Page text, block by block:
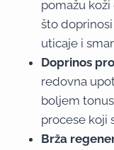
pomažu
što
uticaje i
Doprinos
redovna
boljem
procese koji
Brža